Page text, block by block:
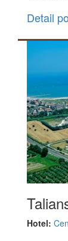
Detail
Hotel: